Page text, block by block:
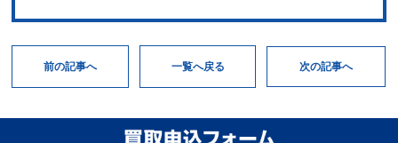
前の記事へ 一覧へ戻る 次の記事へ